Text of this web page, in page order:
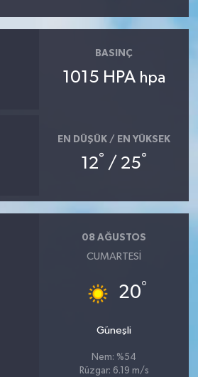
BASINÇ
1015 HPA hpa
EN DÜŞÜK / EN YÜKSEK
12° / 25°
08 AĞUSTOS
CUMARTESI
20°
Güneşli
Nem: %54
Rüzgar: 6.19 m/s